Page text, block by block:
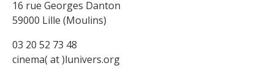
16 rue Georges Danton
59000 Lille (Moulins)
03 20 52 73 48
cinema( at )lunivers.org